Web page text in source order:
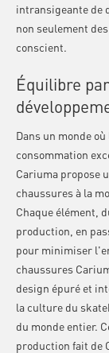
intransigeante de
non seulement
conscient.
Équilibre
Dans un monde
consommation
Cariuma propose
chaussures à la
Chaque élément,
production, en
pour minimiser
chaussures
design épuré et
la culture du
du monde entier.
production fait de